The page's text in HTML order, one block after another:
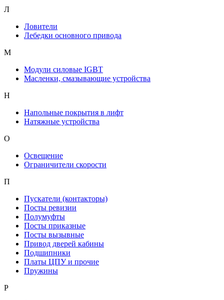
Л
Ловители
Лебедки основного привода
М
Модули силовые IGBT
Масленки, смазывающие устройства
Н
Напольные покрытия в лифт
Натяжные устройства
О
Освещение
Ограничители скорости
П
Пускатели (контакторы)
Посты ревизии
Полумуфты
Посты приказные
Посты вызывные
Привод дверей кабины
Подшипники
Платы ЦПУ и прочие
Пружины
Р